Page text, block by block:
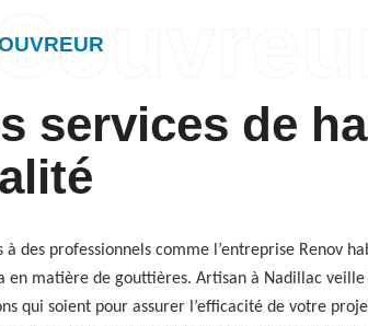
services de
à des professionnels comme l’entreprise Renov
en matière de gouttières. Artisan à Nadillac
qui soient pour assurer l’efficacité de votre